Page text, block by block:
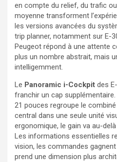
en compte du relief, du trafic
moyenne transforment
les versions avancées du
trip planner, notamment sur E-
Peugeot répond à une attente
plus un nombre abstrait, mais
intelligemment.
Le Panoramic i-Cockpit des
franchir un cap
21 pouces regroupe le
central dans une seule unité
ergonomique, le gain va au-
Les informations essentielles
vision, les commandes
prend une dimension plus